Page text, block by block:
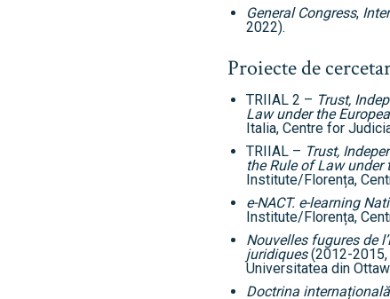
General Congress,
2022).
Proiecte de
TRIIAL 2 – Trust,
Law under the
Italia, Centre for
TRIIAL – Trust,
the Rule of Law under
Institute/Florența,
e-NACT. e-learning
Institute/Florența,
Nouvelles fugures de
juridiques(2012-2015,
Universitatea din
Doctrina